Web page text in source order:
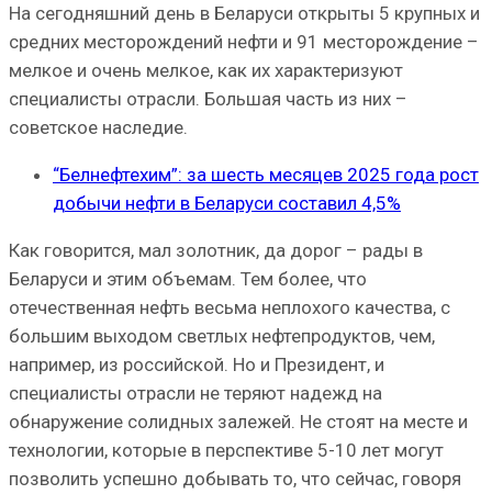
На сегодняшний день в Беларуси открыты 5 крупных и
средних месторождений нефти и 91 месторождение –
мелкое и очень мелкое, как их характеризуют
специалисты отрасли. Большая часть из них –
советское наследие.
“Белнефтехим”: за шесть месяцев 2025 года рост
добычи нефти в Беларуси составил 4,5%
Как говорится, мал золотник, да дорог – рады в
Беларуси и этим объемам. Тем более, что
отечественная нефть весьма неплохого качества, с
большим выходом светлых нефтепродуктов, чем,
например, из российской. Но и Президент, и
специалисты отрасли не теряют надежд на
обнаружение солидных залежей. Не стоят на месте и
технологии, которые в перспективе 5-10 лет могут
позволить успешно добывать то, что сейчас, говоря